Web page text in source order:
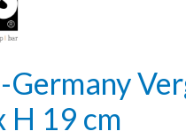
Germany
H 19 cm